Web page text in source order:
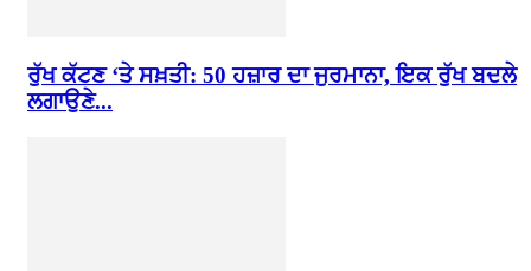
ਰੁੱਖ ਕੱਟਣ ‘ਤੇ ਸਖ਼ਤੀ: 50 ਹਜ਼ਾਰ ਦਾ ਜੁਰਮਾਨਾ, ਇਕ ਰੁੱਖ ਬਦਲੇ
ਲਗਾਉਣੇ...